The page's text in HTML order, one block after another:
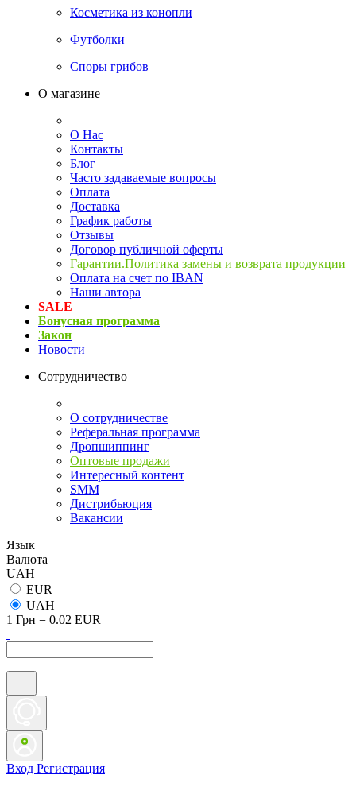
Косметика из конопли
Футболки
Споры грибов
О магазине
О Нас
Контакты
Блог
Часто задаваемые вопросы
Оплата
Доставка
График работы
Отзывы
Договор публичной оферты
Гарантии.Политика замены и возврата продукции
Оплата на счет по IBAN
Наши автора
SALE
Бонусная программа
Закон
Новости
Сотрудничество
О сотрудничестве
Реферальная программа
Дропшиппинг
Оптовые продажи
Интересный контент
SMM
Дистрибьюция
Вакансии
Язык
Валюта
UAH
EUR
UAH
1 Грн = 0.02 EUR
Вход Регистрация